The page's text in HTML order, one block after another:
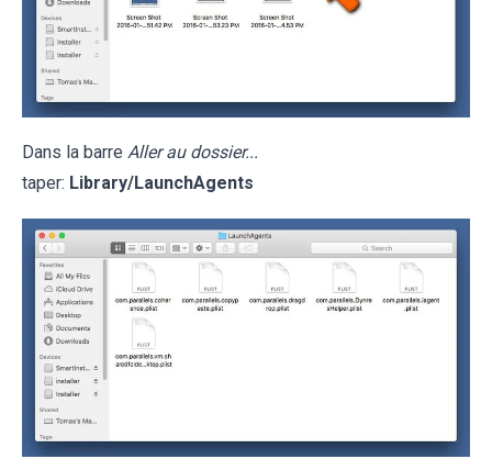
Dans la barre Aller au dossier...
taper: Library/LaunchAgents